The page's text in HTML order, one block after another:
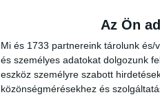
Az Ön
Mi és 1733 partnereink tárolunk
és személyes adatokat dolgozunk
eszköz személyre szabott
közönségmérésekhez és